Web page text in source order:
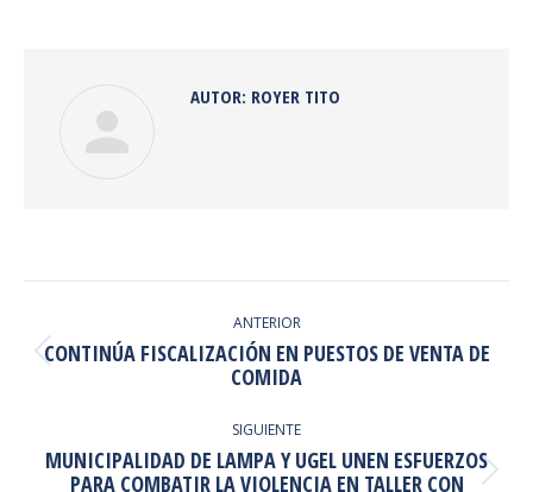
AUTOR: ROYER TITO
ENTRE
PUBLICACIONES
ANTERIOR
Publicación
anterior:
CONTINÚA FISCALIZACIÓN EN PUESTOS DE VENTA DE
COMIDA
SIGUIENTE
Publicación
MUNICIPALIDAD DE LAMPA Y UGEL UNEN ESFUERZOS
PARA COMBATIR LA VIOLENCIA EN TALLER CON